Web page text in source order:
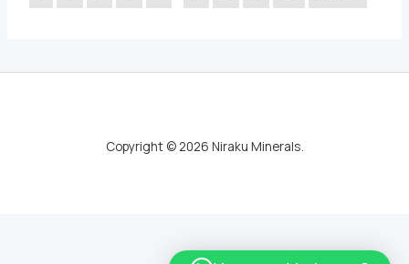
Copyright © 2026 Niraku Minerals.